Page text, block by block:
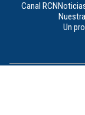
Canal RCN
Un